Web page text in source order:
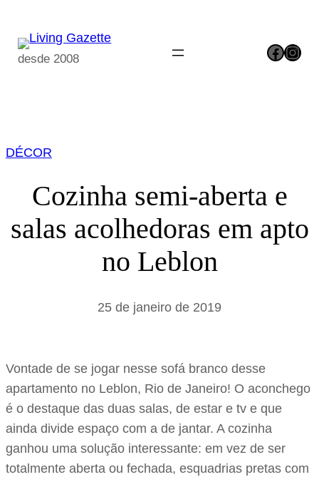
para
desde 2008 Facebook Instagram
DÉCOR
Cozinha semi-aberta e
salas acolhedoras em apto
no Leblon
25 de janeiro de 2019
Vontade de se jogar nesse sofá branco desse
apartamento no Leblon, Rio de Janeiro! O aconchego
é o destaque das duas salas, de estar e tv e que
ainda divide espaço com a de jantar. A cozinha
ganhou uma solução interessante: em vez de ser
totalmente aberta ou fechada, esquadrias pretas com